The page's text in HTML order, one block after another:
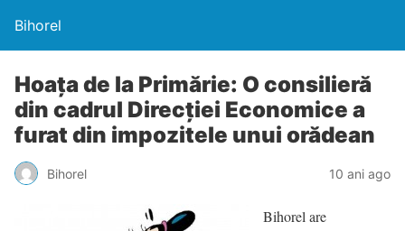
Bihorel
Hoaţa de la Primărie: O consilieră
din cadrul Direcţiei Economice a
furat din impozitele unui orădean
Bihorel 10 ani ago
Bihorel are